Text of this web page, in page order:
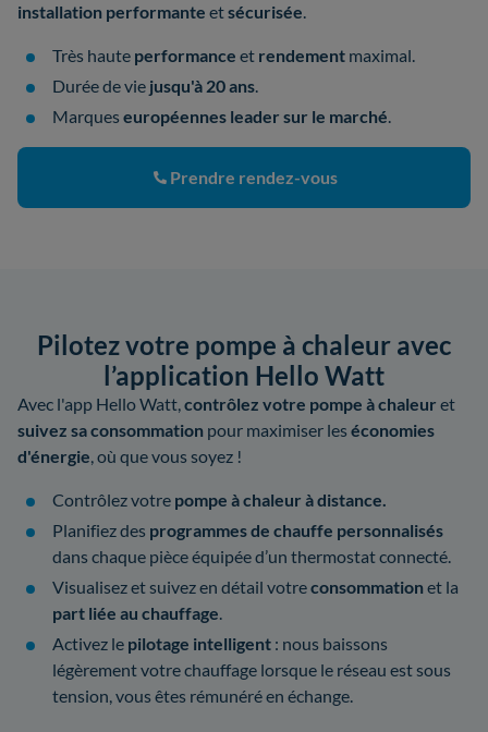
installation performante etsécurisée.
Très haute performance et rendement maximal.
Durée de vie jusqu'à 20 ans.
Marqueseuropéennes leader sur le marché.
Prendre rendez-vous
Pilotez votre pompe à chaleur avec
l’application Hello Watt
Avec l'app Hello Watt,contrôlez votre pompe à chaleur et
suivez sa consommation pour maximiser les économies
d'énergie, où que vous soyez !
Contrôlez votre pompe à chaleur à distance.
Planifiez des programmes de chauffe personnalisés
dans chaque pièce équipée d’un thermostat connecté.
Visualisez et suivez en détail votreconsommation et la
part liée au chauffage.
Activez le pilotage intelligent : nous baissons
légèrement votre chauffage lorsque le réseau est sous
tension, vous êtes rémunéré en échange.